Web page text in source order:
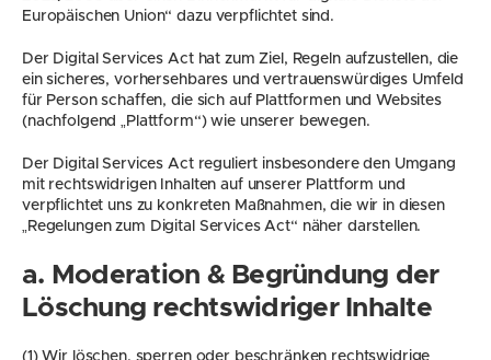
Europäischen Union“ dazu verpflichtet sind.
Der Digital Services Act hat zum Ziel, Regeln aufzustellen, die
ein sicheres, vorhersehbares und vertrauenswürdiges Umfeld
für Person schaffen, die sich auf Plattformen und Websites
(nachfolgend „Plattform“) wie unserer bewegen.
Der Digital Services Act reguliert insbesondere den Umgang
mit rechtswidrigen Inhalten auf unserer Plattform und
verpflichtet uns zu konkreten Maßnahmen, die wir in diesen
„Regelungen zum Digital Services Act“ näher darstellen.
a. Moderation & Begründung der
Löschung rechtswidriger Inhalte
(1) Wir löschen, sperren oder beschränken rechtswidrige